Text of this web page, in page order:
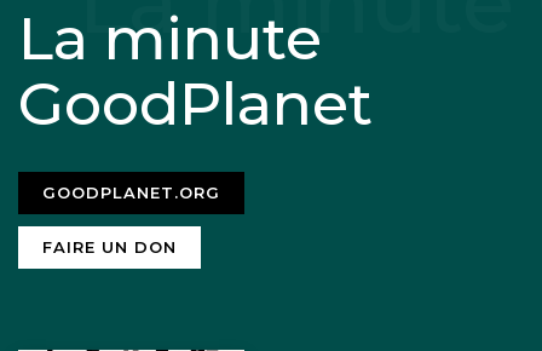
La minute
GoodPlanet
GOODPLANET.ORG
FAIRE UN DON